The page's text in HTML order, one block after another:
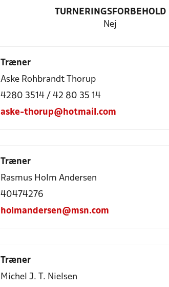
TURNERINGSFORBEHOLD
Nej
Træner
Aske Rohbrandt Thorup
4280 3514 / 42 80 35 14
aske-thorup@hotmail.com
Træner
Rasmus Holm Andersen
40474276
holmandersen@msn.com
Træner
Michel J. T. Nielsen